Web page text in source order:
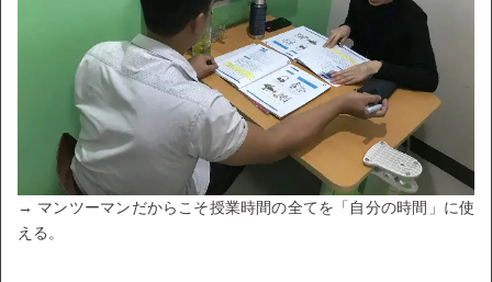
→ マンツーマンだからこそ授業時間の全てを「自分の時間」に使
える。